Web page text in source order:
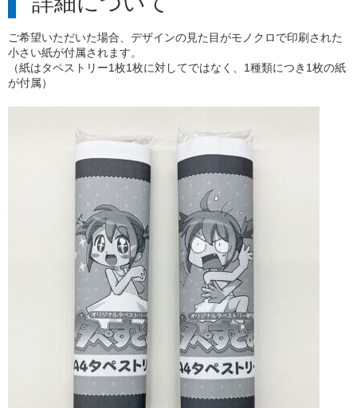
ご希望いただいた場合、デザインの見た目がモノクロで印刷された
小さい紙が付属されます。
（紙はタペストリー1枚1枚に対してではなく、1種類につき1枚の紙
が付属）